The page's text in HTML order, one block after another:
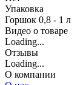
Упаковка
Горшок 0,8 - 1 л
Видео о товаре
Loading...
Отзывы
Loading...
О компании